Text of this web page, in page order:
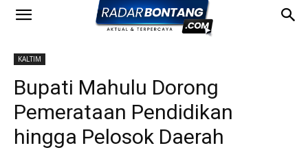
KALTIM
Bupati Mahulu Dorong
Pemerataan Pendidikan
hingga Pelosok Daerah